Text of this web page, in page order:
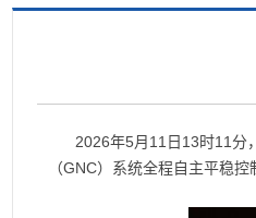
2026年5月11日13时11分
（GNC）系统全程自主平稳